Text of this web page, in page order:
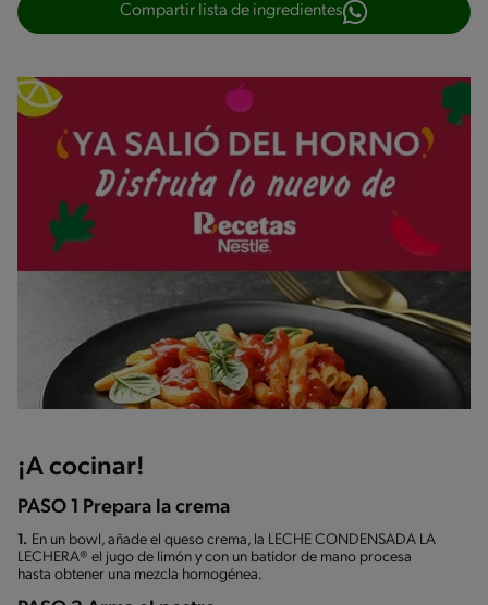
Compartir lista de ingredientes
¡A cocinar!
PASO 1 Prepara la crema
1. En un bowl, añade el queso crema, la LECHE CONDENSADA LA
LECHERA® el jugo de limón y con un batidor de mano procesa
hasta obtener una mezcla homogénea.